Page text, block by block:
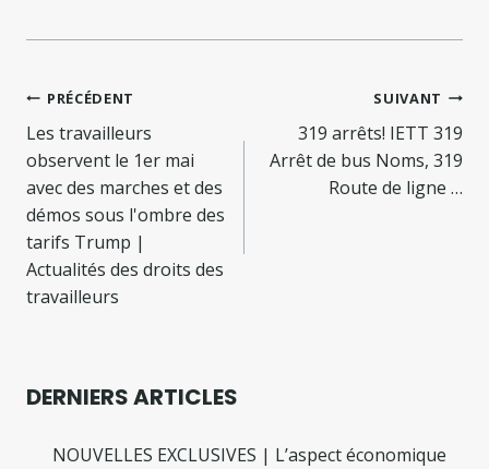
Navigation
de
l’article
PRÉCÉDENT
Les travailleurs
observent le 1er mai
avec des marches et des
démos sous l'ombre des
tarifs Trump |
Actualités des droits des
travailleurs
SUIVANT
319 arrêts! IETT 319
Arrêt de bus Noms, 319
Route de ligne …
DERNIERS ARTICLES
NOUVELLES EXCLUSIVES | L’aspect économique